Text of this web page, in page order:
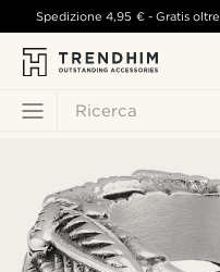
Ricerca
Spedizione4,95 €- Gratis oltre